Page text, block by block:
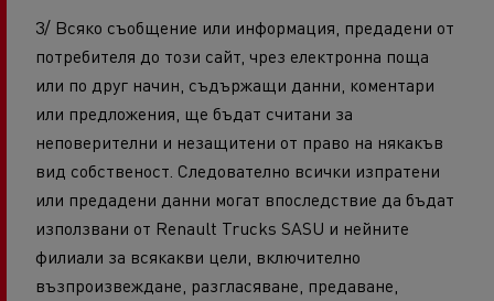
3/ Всяко съобщение или информация, предадени от
потребителя до този сайт, чрез електронна поща
или по друг начин, съдържащи данни, коментари
или предложения, ще бъдат считани за
неповерителни и незащитени от право на някакъв
вид собственост. Следователно всички изпратени
или предадени данни могат впоследствие да бъдат
използвани от Renault Trucks SASU и нейните
филиали за всякакви цели, включително
възпроизвеждане, разгласяване, предаване,